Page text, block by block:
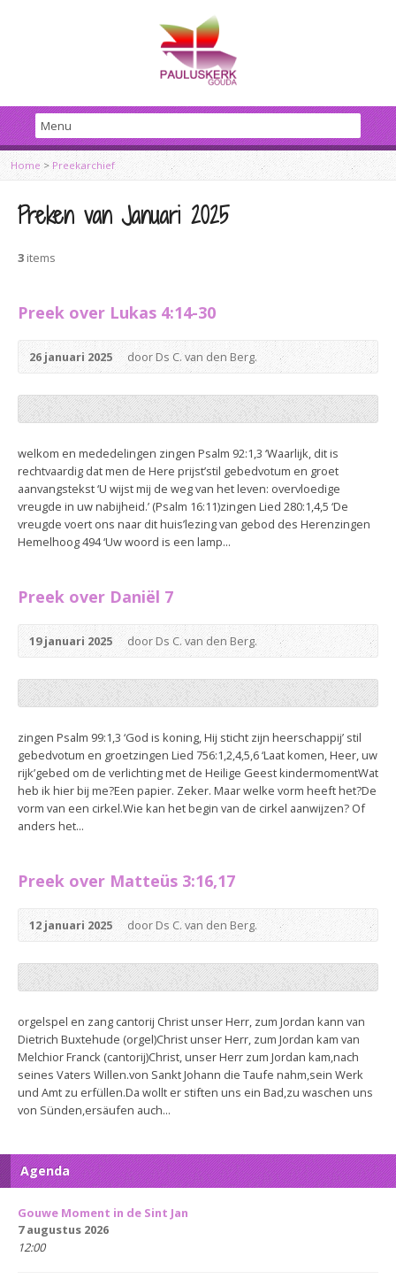
Home > Preekarchief
Preken van Januari 2025
3 items
Preek over Lukas 4:14-30
26 januari 2025 door Ds C. van den Berg.
welkom en mededelingen zingen Psalm 92:1,3 ‘Waarlijk, dit is
rechtvaardig dat men de Here prijst’stil gebedvotum en groet
aanvangstekst ‘U wijst mij de weg van het leven: overvloedige
vreugde in uw nabijheid.’ (Psalm 16:11)zingen Lied 280:1,4,5 ‘De
vreugde voert ons naar dit huis’lezing van gebod des Herenzingen
Hemelhoog 494 ‘Uw woord is een lamp...
Preek over Daniël 7
19 januari 2025 door Ds C. van den Berg.
zingen Psalm 99:1,3 ‘God is koning, Hij sticht zijn heerschappij’ stil
gebedvotum en groetzingen Lied 756:1,2,4,5,6 ‘Laat komen, Heer, uw
rijk’gebed om de verlichting met de Heilige Geest kindermomentWat
heb ik hier bij me?Een papier. Zeker. Maar welke vorm heeft het?De
vorm van een cirkel.Wie kan het begin van de cirkel aanwijzen? Of
anders het...
Preek over Matteüs 3:16,17
12 januari 2025 door Ds C. van den Berg.
orgelspel en zang cantorij Christ unser Herr, zum Jordan kann van
Dietrich Buxtehude (orgel)Christ unser Herr, zum Jordan kam van
Melchior Franck (cantorij)Christ, unser Herr zum Jordan kam,nach
seines Vaters Willen.von Sankt Johann die Taufe nahm,sein Werk
und Amt zu erfüllen.Da wollt er stiften uns ein Bad,zu waschen uns
von Sünden,ersäufen auch...
Agenda
Gouwe Moment in de Sint Jan
7 augustus 2026
12:00